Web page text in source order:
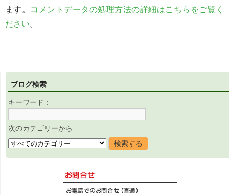
ます。 コメントデータの処理方法の詳細はこちらをご覧く
ださい。
ブログ検索
キーワード：
次のカテゴリーから